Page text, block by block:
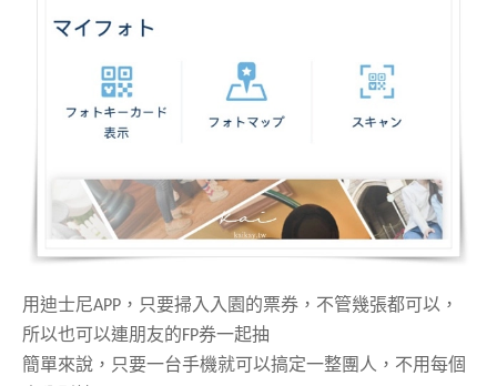
用迪士尼APP，只要掃入入園的票券，不管幾張都可以，
所以也可以連朋友的FP券一起抽
簡單來說，只要一台手機就可以搞定一整團人，不用每個